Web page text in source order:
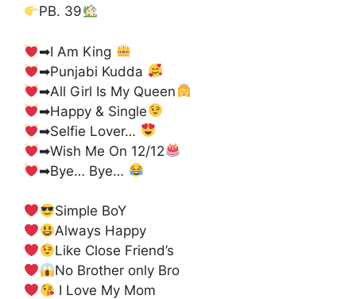
PB. 39
➡I Am King
➡Punjabi Kudda
➡All Girl Is My Queen
➡Happy & Single
➡Selfie Lover…
➡Wish Me On 12/12
➡Bye… Bye…
Simple BoY
Always Happy
Like Close Friend’s
No Brother only Bro
I Love My Mom